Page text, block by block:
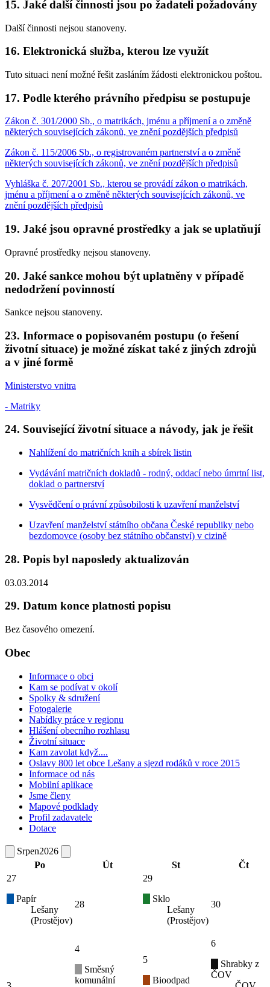
15. Jaké další činnosti jsou po žadateli požadovány
Další činnosti nejsou stanoveny.
16. Elektronická služba, kterou lze využít
Tuto situaci není možné řešit zasláním žádosti elektronickou poštou.
17. Podle kterého právního předpisu se postupuje
Zákon č. 301/2000 Sb., o matrikách, jménu a příjmení a o změně
některých souvisejících zákonů, ve znění pozdějších předpisů
Zákon č. 115/2006 Sb., o registrovaném partnerství a o změně
některých souvisejících zákonů, ve znění pozdějších předpisů
Vyhláška č. 207/2001 Sb., kterou se provádí zákon o matrikách,
jménu a příjmení a o změně některých souvisejících zákonů, ve
znění pozdějších předpisů
19. Jaké jsou opravné prostředky a jak se uplatňují
Opravné prostředky nejsou stanoveny.
20. Jaké sankce mohou být uplatněny v případě
nedodržení povinností
Sankce nejsou stanoveny.
23. Informace o popisovaném postupu (o řešení
životní situace) je možné získat také z jiných zdrojů
a v jiné formě
Ministerstvo vnitra
- Matriky
24. Související životní situace a návody, jak je řešit
Nahlížení do matričních knih a sbírek listin
Vydávání matričních dokladů - rodný, oddací nebo úmrtní list,
doklad o partnerství
Vysvědčení o právní způsobilosti k uzavření manželství
Uzavření manželství státního občana České republiky nebo
bezdomovce (osoby bez státního občanství) v cizině
28. Popis byl naposledy aktualizován
03.03.2014
29. Datum konce platnosti popisu
Bez časového omezení.
Obec
Informace o obci
Kam se podívat v okolí
Spolky & sdružení
Fotogalerie
Nabídky práce v regionu
Hlášení obecního rozhlasu
Životní situace
Kam zavolat když....
Oslavy 800 let obce Lešany a sjezd rodáků v roce 2015
Informace od nás
Mobilní aplikace
Jsme členy
Mapové podklady
Profil zadavatele
Dotace
Srpen2026
Po
Út St
Čt
27
Papír
Lešany
(Prostějov)
28
29
Sklo
Lešany
(Prostějov)
30
4
Směsný
komunální
5
Bioodpad
6
Shrabky z
ČOV